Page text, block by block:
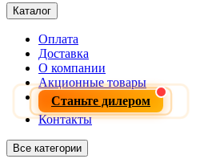
Каталог
Оплата
Доставка
О компании
Акционные товары
Станьте дилером
Контакты
Все категории